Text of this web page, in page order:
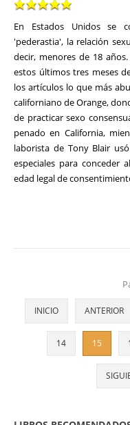
En Estados Unidos se
'pederastia', la relación
decir, menores de 18
estos últimos tres meses
los artículos lo que más
californiano de Orange,
de practicar sexo
penado en California,
laborista de Tony Blair
especiales para conceder
edad legal de
INICIO ANTERIOR
14 15